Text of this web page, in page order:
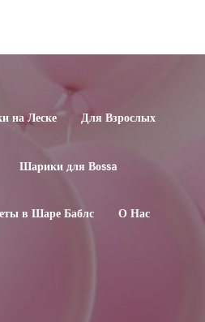
на Леске Для Взрослых
Шарики для Воssa
в Шаре Баблс О Нас